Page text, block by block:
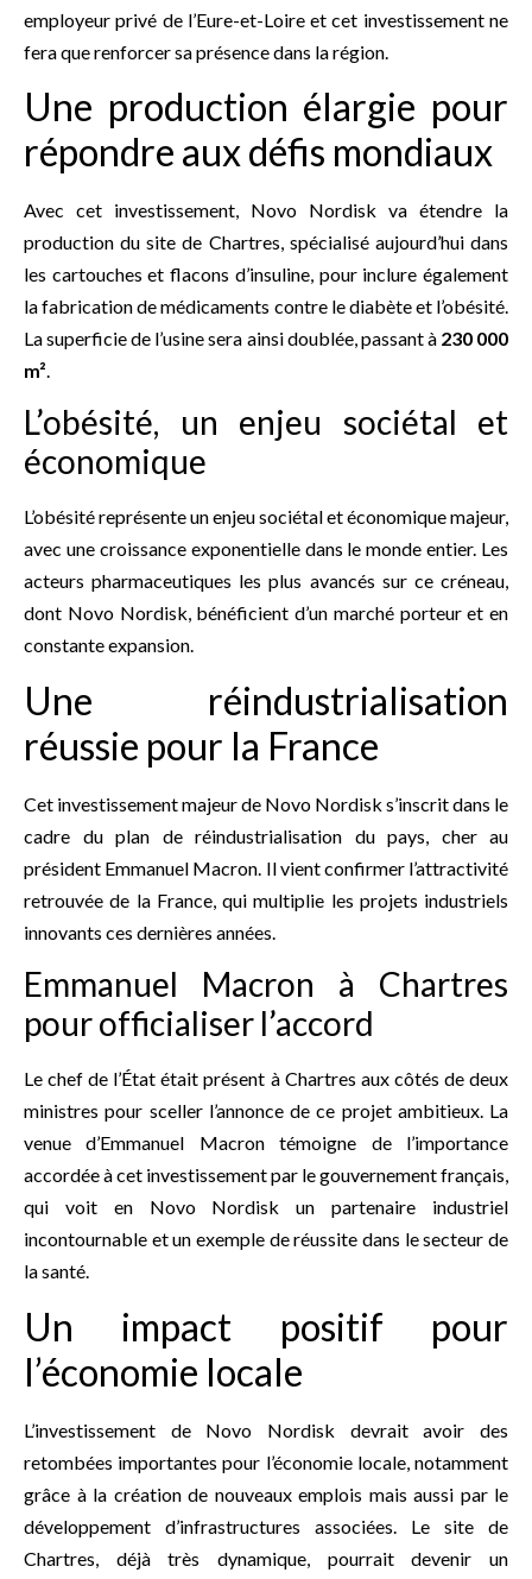
employeur privé de l’Eure-et-Loire et cet investissement ne
fera que renforcer sa présence dans la région.
Une production élargie pour
répondre aux défis mondiaux
Avec cet investissement, Novo Nordisk va étendre la
production du site de Chartres, spécialisé aujourd’hui dans
les cartouches et flacons d’insuline, pour inclure également
la fabrication de médicaments contre le diabète et l’obésité.
La superficie de l’usine sera ainsi doublée, passant à 230 000
m².
L’obésité, un enjeu sociétal et
économique
L’obésité représente un enjeu sociétal et économique majeur,
avec une croissance exponentielle dans le monde entier. Les
acteurs pharmaceutiques les plus avancés sur ce créneau,
dont Novo Nordisk, bénéficient d’un marché porteur et en
constante expansion.
Une réindustrialisation
réussie pour la France
Cet investissement majeur de Novo Nordisk s’inscrit dans le
cadre du plan de réindustrialisation du pays, cher au
président Emmanuel Macron. Il vient confirmer l’attractivité
retrouvée de la France, qui multiplie les projets industriels
innovants ces dernières années.
Emmanuel Macron à Chartres
pour officialiser l’accord
Le chef de l’État était présent à Chartres aux côtés de deux
ministres pour sceller l’annonce de ce projet ambitieux. La
venue d’Emmanuel Macron témoigne de l’importance
accordée à cet investissement par le gouvernement français,
qui voit en Novo Nordisk un partenaire industriel
incontournable et un exemple de réussite dans le secteur de
la santé.
Un impact positif pour
l’économie locale
L’investissement de Novo Nordisk devrait avoir des
retombées importantes pour l’économie locale, notamment
grâce à la création de nouveaux emplois mais aussi par le
développement d’infrastructures associées. Le site de
Chartres, déjà très dynamique, pourrait devenir un